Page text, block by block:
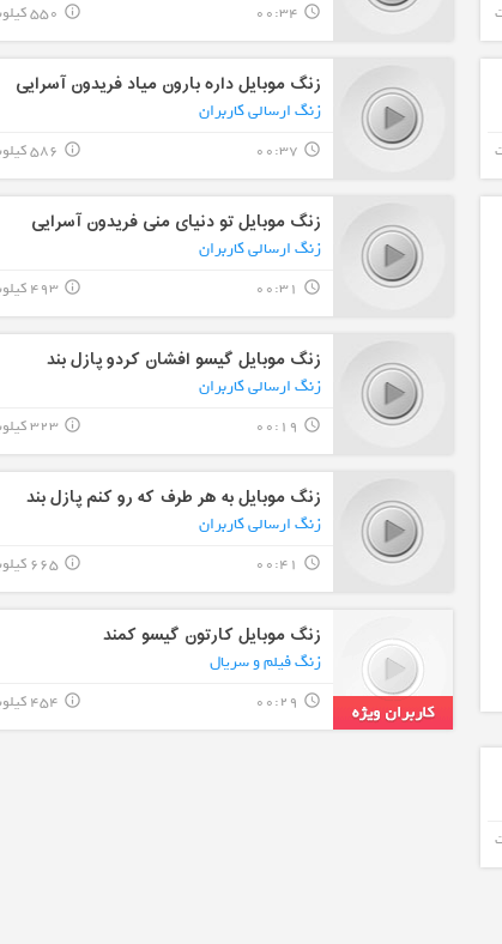
query_builder
00:34 550 کیلوبایت info_outline
زنگ موبایل داره بارون میاد فریدون آسرایی
زنگ ارسالی کاربران
query_builder
00:37 586 کیلوبایت info_outline
زنگ موبایل تو دنیای منی فریدون آسرایی
زنگ ارسالی کاربران
query_builder
00:31 493 کیلوبایتinfo_outline
زنگ موبایل گیسو افشان کردو پازل بند
زنگ ارسالی کاربران
query_builder
00:19 323 کیلوبایتinfo_outline
زنگ موبایل به هر طرف که رو کنم پازل بند
زنگ ارسالی کاربران
query_builder
00:41 665 کیلوبایتinfo_outline
زنگ موبایل کارتون گیسو کمند
زنگ فیلم و سریال
query_builder
00:29 454 کیلوبایت info_outline